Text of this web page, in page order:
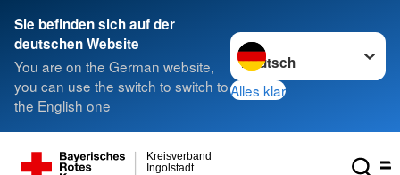
Sie befinden sich auf der
deutschen Website
You are on the German website,
you can use the switch to switch to
the English one
Sprache wechseln zu
Alles klar
Ingolstadt
Kreisverband